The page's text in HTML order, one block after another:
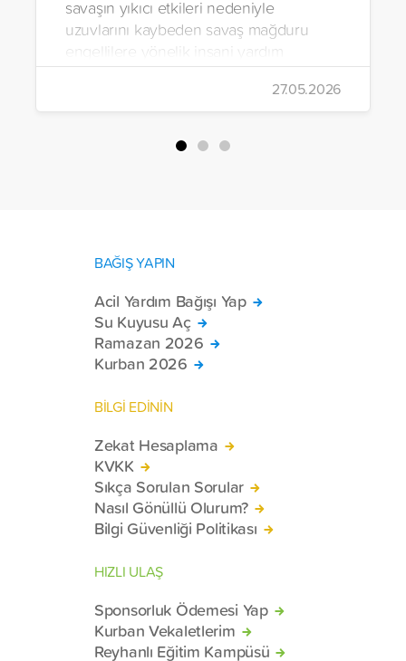
savaşın yıkıcı etkileri nedeniyle
uzuvlarını kaybeden savaş mağduru
engellilere yönelik insani yardım
çalışmalarını aralıksız sürdürüyor. Vakıf,
yürütülen son projeyle Suriye’nin Şam,
Halep, Hama, Humus ve İdlib
bölgelerinde zor şartlarda yaşayan
27.05.2026
BAĞIŞ YAPIN
Acil Yardım Bağışı Yap
Su Kuyusu Aç
Ramazan 2026
Kurban 2026
BİLGİ EDİNİN
Zekat Hesaplama
KVKK
Sıkça Sorulan Sorular
Nasıl Gönüllü Olurum?
Bilgi Güvenliği Politikası
HIZLI ULAŞ
Sponsorluk Ödemesi Yap
Kurban Vekaletlerim
Reyhanlı Eğitim Kampüsü